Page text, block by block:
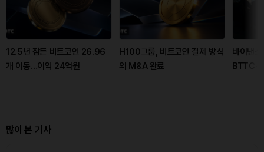
12.5년 잠든 비트코인 26.96
개 이동…이익 24억원
H100그룹, 비트코인 결제 방식
의 M&A 완료
바이낸스
많이 본 기사